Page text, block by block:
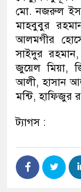
মো. নজরুল
মাহবুবুর
আলমগীর
সাইদুর
জুয়েল মিয়া,
আলী, হাসান
মন্টি, হাফিজুর
ট্যাগস :